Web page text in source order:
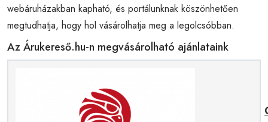
webáruházakban kapható, és portálunknak köszönhetően
megtudhatja, hogy hol vásárolhatja meg a legolcsóbban.
Az Árukereső.hu-n megvásárolható ajánlataink